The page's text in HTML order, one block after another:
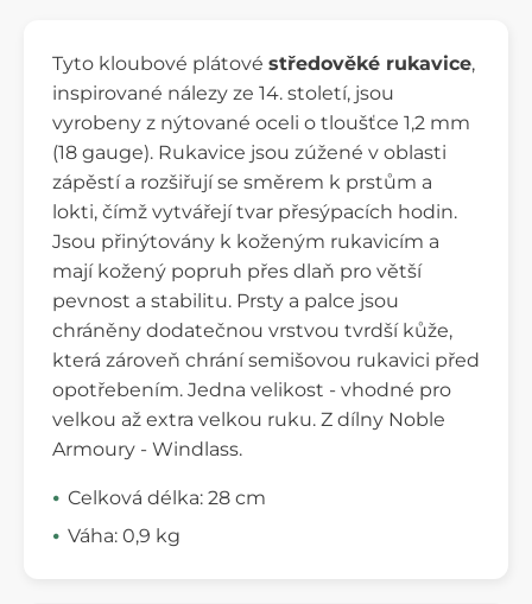
Tyto kloubové plátové středověké rukavice,
inspirované nálezy ze 14. století, jsou
vyrobeny z nýtované oceli o tloušťce 1,2 mm
(18 gauge). Rukavice jsou zúžené v oblasti
zápěstí a rozšiřují se směrem k prstům a
lokti, čímž vytvářejí tvar přesýpacích hodin.
Jsou přinýtovány k koženým rukavicím a
mají kožený popruh přes dlaň pro větší
pevnost a stabilitu. Prsty a palce jsou
chráněny dodatečnou vrstvou tvrdší kůže,
která zároveň chrání semišovou rukavici před
opotřebením. Jedna velikost - vhodné pro
velkou až extra velkou ruku. Z dílny Noble
Armoury - Windlass.
Celková délka: 28 cm
Váha: 0,9 kg